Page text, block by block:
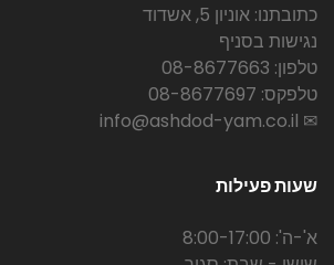
כתובתנו: אוניון 5, אשדוד
נגישות בסניף
טלפון: 08-8677663
טלפקס: 08-8677697
✉ info@ashdod-yam.co.il
שעות פעילות
א'-ה': 8:00-17:00